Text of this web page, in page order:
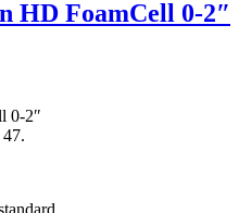
HD FoamCell 0-2″
0-2″